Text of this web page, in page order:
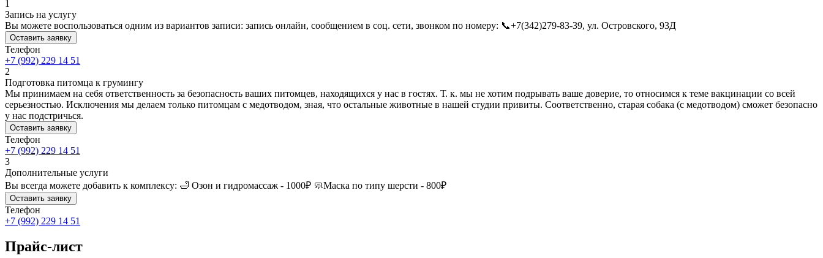
1
Запись на услугу
Вы можете воспользоваться одним из вариантов записи: запись онлайн, сообщением в соц. сети, звонком по номеру: 📞+7(342)279-83-39, ул. Островского, 93Д
Оставить заявку
Телефон
+7 (992) 229 14 51
2
Подготовка питомца к грумингу
Мы принимаем на себя ответственность за безопасность ваших питомцев, находящихся у нас в гостях. Т. к. мы не хотим подрывать ваше доверие, то относимся к теме вакцинации со всей
серьезностью. Исключения мы делаем только питомцам с медотводом, зная, что остальные животные в нашей студии привиты. Соответственно, старая собака (с медотводом) сможет безопасно
у нас подстричься.
Оставить заявку
Телефон
+7 (992) 229 14 51
3
Дополнительные услуги
Вы всегда можете добавить к комплексу: 🛁 Озон и гидромассаж - 1000₽ 🧼Маска по типу шерсти - 800₽
Оставить заявку
Телефон
+7 (992) 229 14 51
Прайс-лист